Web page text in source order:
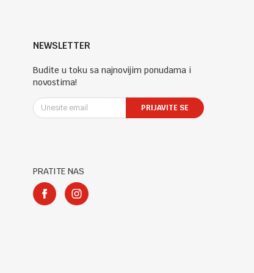
NEWSLETTER
Budite u toku sa najnovijim ponudama i
novostima!
PRIJAVITE SE
PRATITE NAS